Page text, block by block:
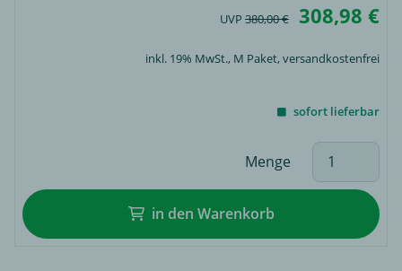
UVP 380,00 € 308,98 €
inkl. 19% MwSt., M Paket, versandkostenfrei
sofort lieferbar
Menge
in den Warenkorb